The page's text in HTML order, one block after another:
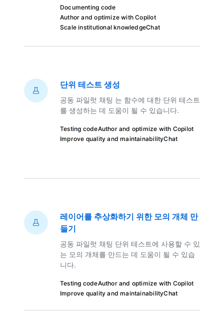
Documenting code
Author and optimize with Copilot
Scale institutional knowledgeChat
단위 테스트 생성
공동 파일럿 채팅 는 함수에 대한 단위 테스트
를 생성하는 데 도움이 될 수 있습니다.
Testing codeAuthor and optimize with Copilot
Improve quality and maintainabilityChat
레이어를 추상화하기 위한 모의 개체 만
들기
공동 파일럿 채팅 단위 테스트에 사용할 수 있
는 모의 개체를 만드는 데 도움이 될 수 있습
니다.
Testing codeAuthor and optimize with Copilot
Improve quality and maintainabilityChat